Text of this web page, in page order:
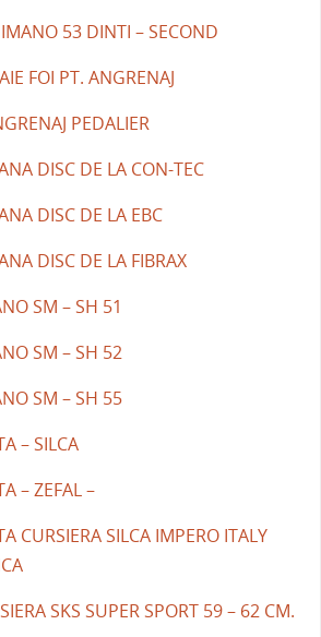
53 DINTI – SECOND
FOI PT. ANGRENAJ
PEDALIER
DISC DE LA CON-TEC
DISC DE LA EBC
DISC DE LA FIBRAX
SM – SH 51
SM – SH 52
SM – SH 55
– SILCA
– ZEFAL –
CURSIERA SILCA IMPERO ITALY
SKS SUPER SPORT 59 – 62 CM.